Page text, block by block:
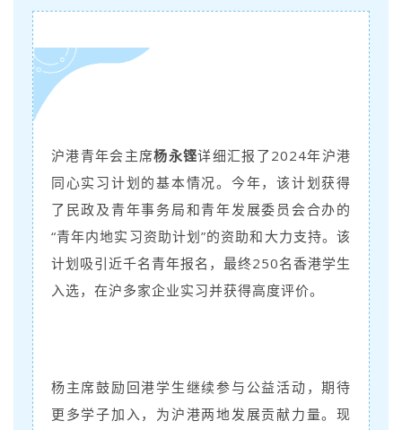
沪港青年会主席杨永铿详细汇报了2024年沪港
同心实习计划的基本情况。今年，该计划获得
了民政及青年事务局和青年发展委员会合办的
“青年内地实习资助计划”的资助和大力支持。该
计划吸引近千名青年报名，最终250名香港学生
入选，在沪多家企业实习并获得高度评价。
杨主席鼓励回港学生继续参与公益活动，期待
更多学子加入，为沪港两地发展贡献力量。现